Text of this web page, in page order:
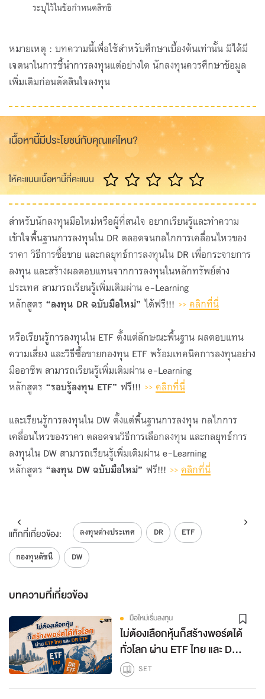
ระบุไว้ในข้อกำหนดสิทธิ
หมายเหตุ : บทความนี้เพื่อใช้สำหรับศึกษาเบื้องต้นเท่านั้น มิได้มี
เจตนาในการชี้นำการลงทุนแต่อย่างใด นักลงทุนควรศึกษาข้อมูล
เพิ่มเติมก่อนตัดสินใจลงทุน
เนื้อหานี้มีประโยชน์กับคุณแค่ไหน?
ให้คะแนนเนื้อหานี้กี่คะแนน
สำหรับนักลงทุนมือใหม่หรือผู้ที่สนใจ อยากเรียนรู้และทำความ
เข้าใจพื้นฐานการลงทุนใน DR ตลอดจนกลไกการเคลื่อนไหวของ
ราคา วิธีการซื้อขาย และกลยุทธ์การลงทุนใน DR เพื่อกระจายการ
ลงทุน และสร้างผลตอบแทนจากการลงทุนในหลักทรัพย์ต่าง
ประเทศ สามารถเรียนรู้เพิ่มเติมผ่าน e-Learning
หลักสูตร “ลงทุน DR ฉบับมือใหม่”ได้ฟรี!!! >>คลิกที่นี่
หรือเรียนรู้การลงทุนใน ETF ตั้งแต่ลักษณะพื้นฐาน ผลตอบแทน
ความเสี่ยง และวิธีซื้อขายกองทุน ETF พร้อมเทคนิคการลงทุนอย่าง
มืออาชีพ สามารถเรียนรู้เพิ่มเติมผ่าน e-Learning
หลักสูตร “รอบรู้ลงทุน ETF” ฟรี!!! >>คลิกที่นี่
และเรียนรู้การลงทุนใน DW ตั้งแต่พื้นฐานการลงทุน กลไกการ
เคลื่อนไหวของราคา ตลอดจนวิธีการเลือกลงทุน และกลยุทธ์การ
ลงทุนใน DW สามารถเรียนรู้เพิ่มเติมผ่าน e-Learning
หลักสูตร “ลงทุน DW ฉบับมือใหม่” ฟรี!!! >>คลิกที่นี่
แท็กที่เกี่ยวข้อง: ลงทุนต่างประเทศ DR
ETF
กองทุนดัชนี
DW
บทความที่เกี่ยวข้อง
มือใหม่เริ่มลงทุน
ไม่ต้องเลือกหุ้นก็สร้างพอร์ตได้
ทั่วโลก ผ่าน ETF ไทย และ DR
ETF SET